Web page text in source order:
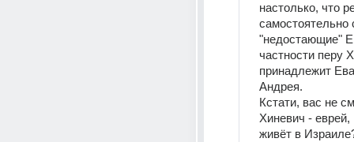
настолько, что
самостоятельно
"недостающие"
частности перу
принадлежит
Андрея.
Кстати, вас не
Хиневич - еврей,
живёт в